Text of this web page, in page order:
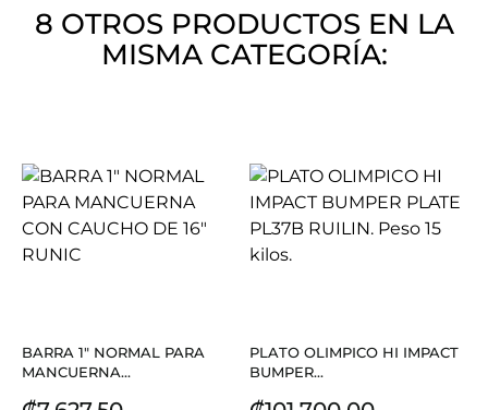
8 OTROS PRODUCTOS EN LA
MISMA CATEGORÍA:
BARRA 1" NORMAL PARA
MANCUERNA...
PLATO OLIMPICO HI IMPACT
BUMPER...